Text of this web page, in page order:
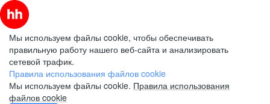
Мы используем файлы cookie, чтобы обеспечивать
правильную работу нашего веб-сайта и анализировать
сетевой трафик.
Правила использования файлов cookie
Мы используем файлы cookie. Правила использования
файлов cookie